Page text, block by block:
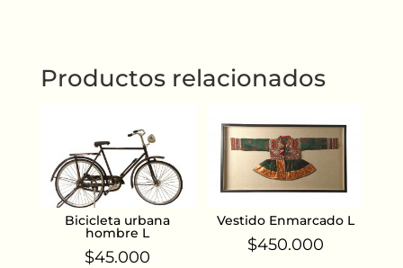
Productos relacionados
Bicicleta urbana
hombre L
$45.000
Vestido Enmarcado L
$450.000